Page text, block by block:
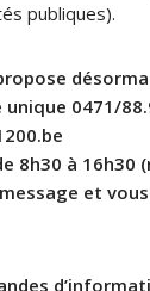
publiques).
0471/
8h30 à 16h30
et